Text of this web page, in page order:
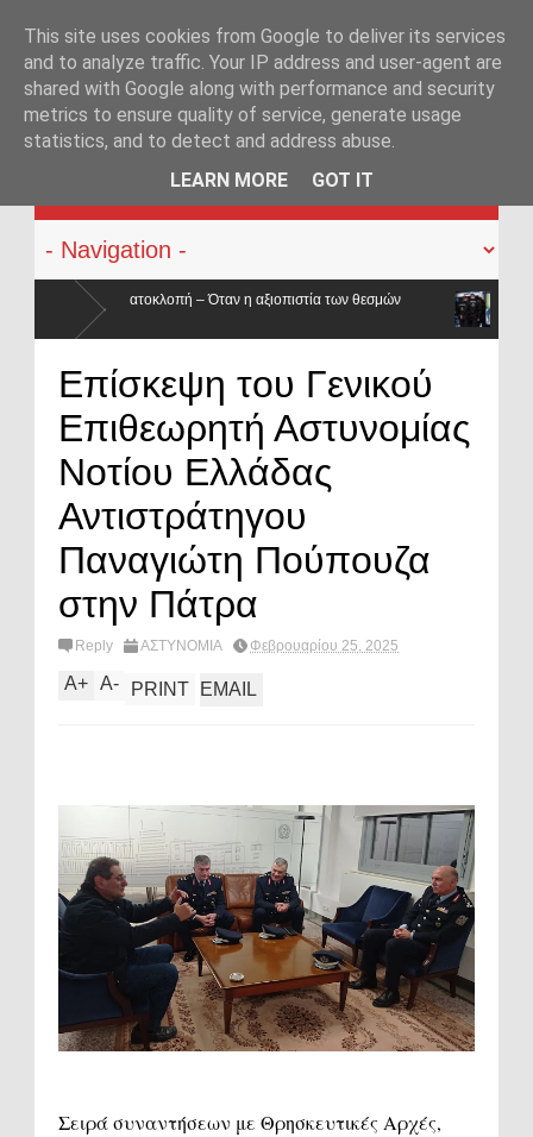
KATEHACKER
των θεσμών
Συνελήφθη στην Γερμανία ο καταζητούμενος για
Επίσκεψη του Γενικού
Επιθεωρητή Αστυνομίας
Νοτίου Ελλάδας
Αντιστράτηγου
Παναγιώτη Πούπουζα
στην Πάτρα
Reply ΑΣΤΥΝΟΜΙΑ Φεβρουαρίου 25, 2025
A+ A- PRINT EMAIL
Σειρά συναντήσεων με Θρησκευτικές Αρχές,
This site uses cookies from Google to deliver its services
and to analyze traffic. Your IP address and user-agent are
shared with Google along with performance and security
metrics to ensure quality of service, generate usage
statistics, and to detect and address abuse.
LEARN MORE
GOT IT